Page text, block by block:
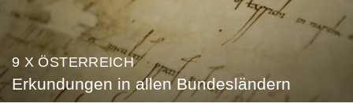
9 X ÖSTERREICH
Erkundungen in allen Bundesländern